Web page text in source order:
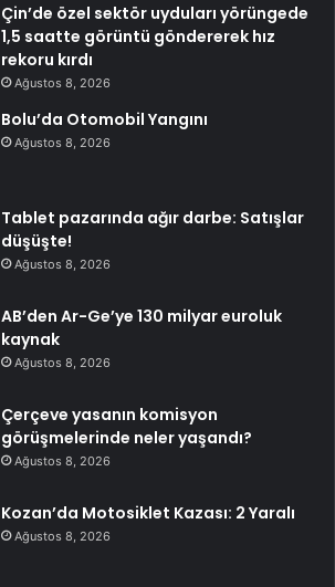
Çin’de özel sektör uyduları yörüngede
1,5 saatte görüntü göndererek hız
rekoru kırdı
Ağustos 8, 2026
Bolu’da Otomobil Yangını
Ağustos 8, 2026
Tablet pazarında ağır darbe: Satışlar
düşüşte!
Ağustos 8, 2026
AB’den Ar-Ge’ye 130 milyar euroluk
kaynak
Ağustos 8, 2026
Çerçeve yasanın komisyon
görüşmelerinde neler yaşandı?
Ağustos 8, 2026
Kozan’da Motosiklet Kazası: 2 Yaralı
Ağustos 8, 2026